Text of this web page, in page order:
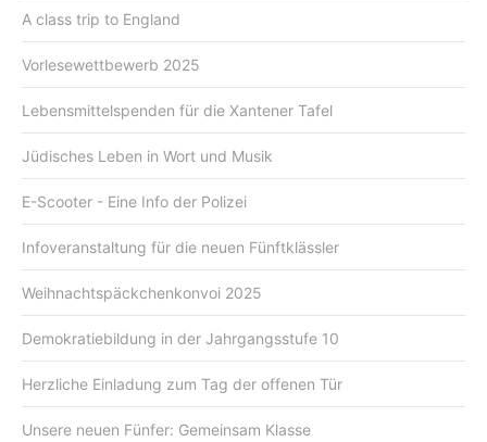
A class trip to England
Vorlesewettbewerb 2025
Lebensmittelspenden für die Xantener Tafel
Jüdisches Leben in Wort und Musik
E-Scooter - Eine Info der Polizei
Infoveranstaltung für die neuen Fünftklässler
Weihnachtspäckchenkonvoi 2025
Demokratiebildung in der Jahrgangsstufe 10
Herzliche Einladung zum Tag der offenen Tür
Unsere neuen Fünfer: Gemeinsam Klasse